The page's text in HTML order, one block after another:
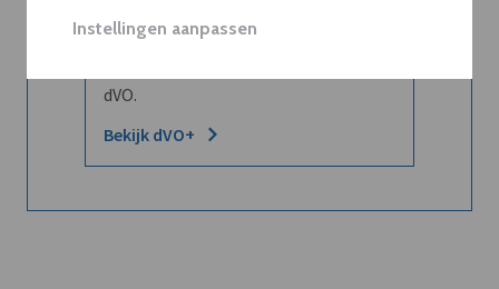
Instellingen aanpassen
Word dVO Member voor €72/mnd en
dVO.
Bekijk dVO+